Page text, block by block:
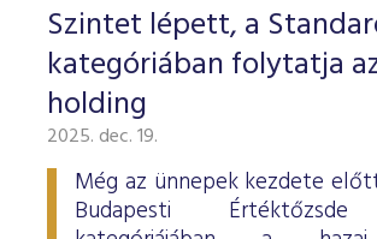
Szintet lépett, a
kategóriában folytatja
holding
2025. dec. 19.
Még az ünnepek kezdete
Budapesti Értéktőzsde